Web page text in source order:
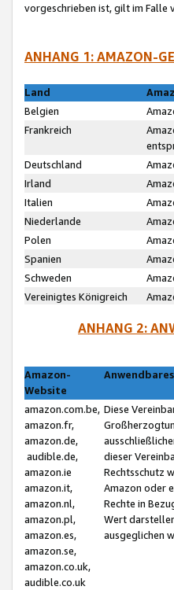
vorgeschrieben ist, gilt im Falle
ANHANG 1: AMAZON-
Land
Belgien
Frankreich
Deutschland
Irland
Italien
Niederlande
Polen
Spanien
Schweden
Vereinigtes Königreich
ANHANG 2:
Amazon-
Website
amazon.com.be,
amazon.fr,
amazon.de,
audible.de,
amazon.ie
amazon.it,
amazon.nl,
amazon.pl,
amazon.es,
amazon.se,
amazon.co.uk,
audible.co.uk
Diese
dieser
Rechtsschutz
Amazon oder
Rechte in
Wert
ausgeglichen